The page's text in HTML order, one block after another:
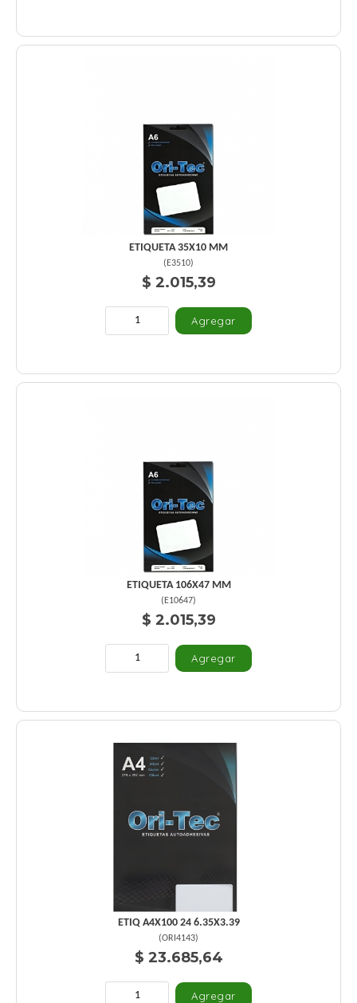
ETIQUETA 35X10 MM
( E3510)
$ 2.015,39
ETIQUETA 106X47 MM
( E10647)
$ 2.015,39
ETIQ A4X100 24 6.35X3.39
(ORI4143)
$ 23.685,64